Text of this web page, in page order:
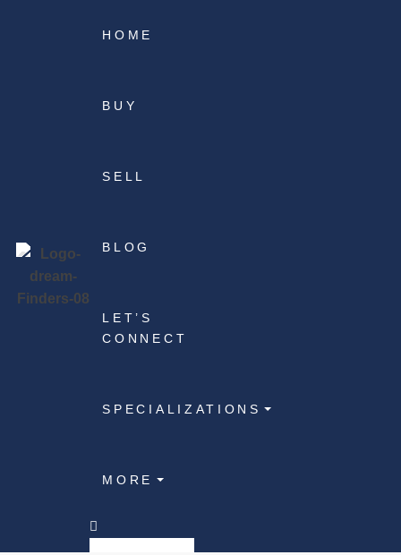
HOME
BUY
SELL
BLOG
LET’S
CONNECT
SPECIALIZATIONS
MORE